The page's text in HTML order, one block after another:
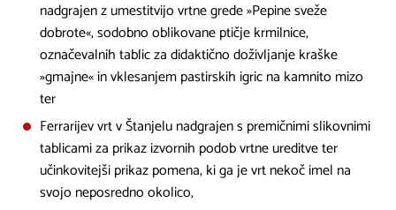
nadgrajen z umestitvijo vrtne grede »Pepine sveže
dobrote«, sodobno oblikovane ptičje krmilnice,
označevalnih tablic za didaktično doživljanje kraške
»gmajne« in vklesanjem pastirskih igric na kamnito mizo
ter
Ferrarijev vrt v Štanjelu nadgrajen s premičnimi slikovnimi
tablicami za prikaz izvornih podob vrtne ureditve ter
učinkovitejši prikaz pomena, ki ga je vrt nekoč imel na
svojo neposredno okolico,